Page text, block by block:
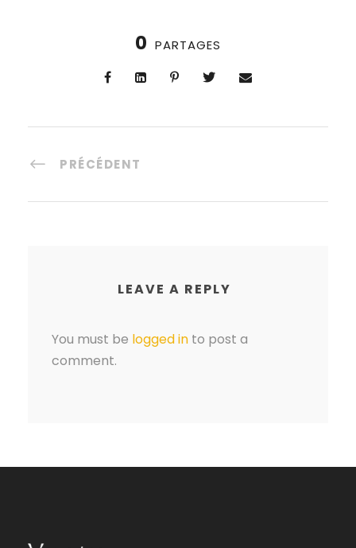
0 PARTAGES
PRÉCÉDENT
LEAVE A REPLY
You must be logged in to post a
comment.